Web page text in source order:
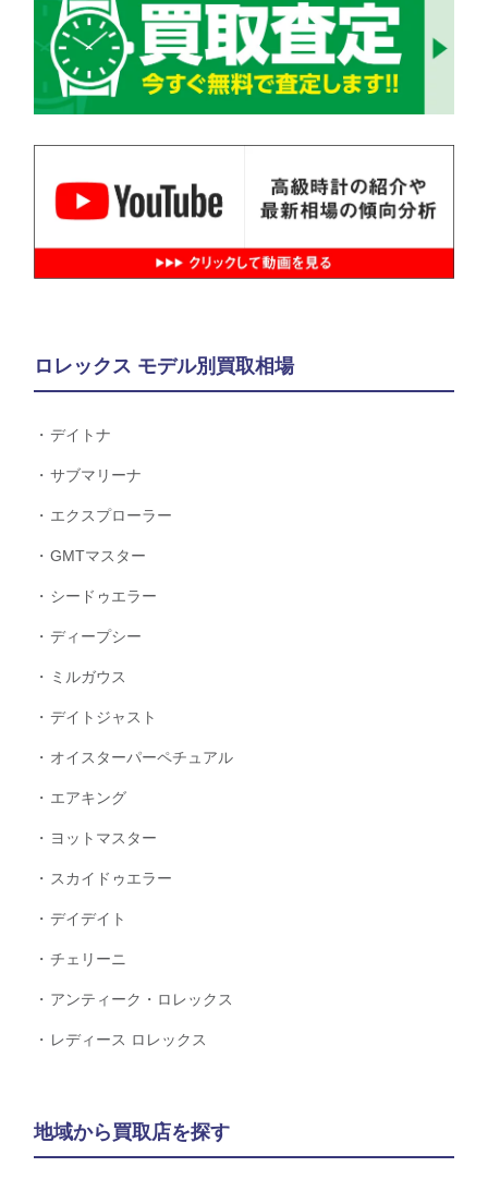
ロレックス モデル別買取相場
デイトナ
サブマリーナ
エクスプローラー
GMTマスター
シードゥエラー
ディープシー
ミルガウス
デイトジャスト
オイスターパーペチュアル
エアキング
ヨットマスター
スカイドゥエラー
デイデイト
チェリーニ
アンティーク・ロレックス
レディース ロレックス
地域から買取店を探す